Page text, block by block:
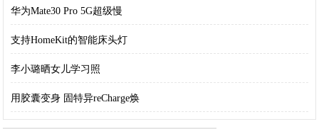
华为Mate30 Pro 5G超级慢
支持HomeKit的智能床头灯
李小璐晒女儿学习照
用胶囊变身 固特异reCharge焕